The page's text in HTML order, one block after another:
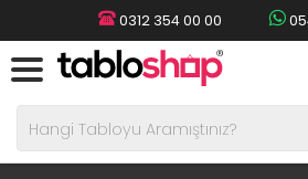
0312 354 00 00